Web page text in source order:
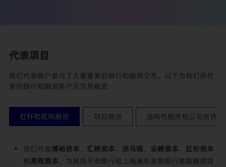
代表项目
我们代表客户参与了大量重要的银行和融资交易。以下为我们所代
表的银行和融资客户及交易概览：
杠杆和收购融资 项目融资 结构性融资和公司借贷
我们代表博裕资本， 汇桥资本， 淡马锡 ， 云峰资本， 红杉资本
和高瓴资本，为其向平安银行和上海浦东发展银行借取银团贷